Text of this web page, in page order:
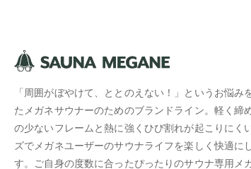
「周囲がぼやけて、ととのえない！」というお悩み
たメガネサウナーのためのブランドライン。軽く締
の少ないフレームと熱に強くひび割れが起こりにく
ズでメガネユーザーのサウナライフを楽しく快適に
す。ご自身の度数に合ったぴったりのサウナ専用メ